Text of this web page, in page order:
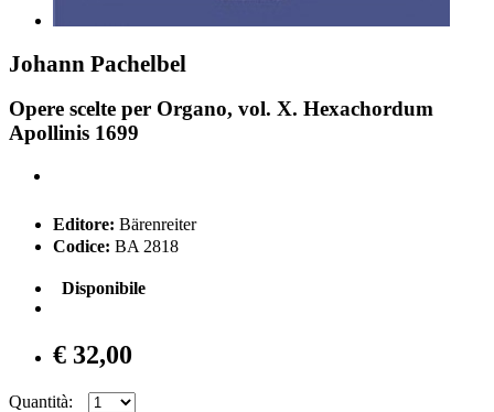
Johann Pachelbel
Opere scelte per Organo, vol. X. Hexachordum
Apollinis 1699
Editore: Bärenreiter
Codice: BA 2818
Disponibile
€ 32,00
Quantità: